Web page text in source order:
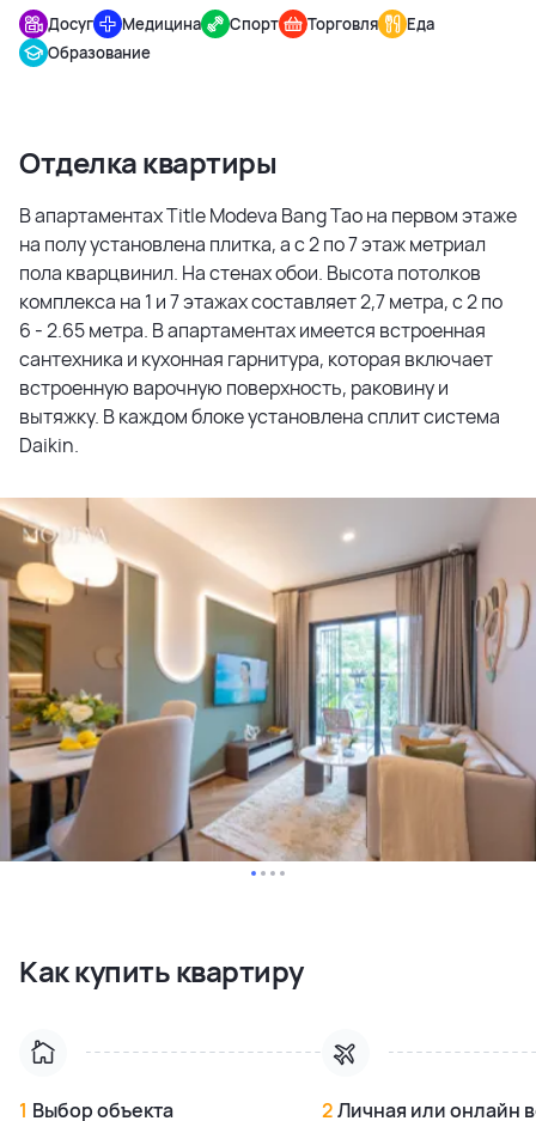
Досуг Медицина Спорт Торговля
Еда
Образование
Отделка квартиры
В апартаментах Title Modeva Bang Tao на первом этаже
на полу установлена плитка, а с 2 по 7 этаж метриал
пола кварцвинил. На стенах обои. Высота потолков
комплекса на 1 и 7 этажах составляет 2,7 метра, с 2 по
6 - 2.65 метра. В апартаментах имеется встроенная
сантехника и кухонная гарнитура, которая включает
встроенную варочную поверхность, раковину и
вытяжку. В каждом блоке установлена сплит система
Daikin.
Как купить квартиру
1 Выбор объекта
2Личная или онлайн